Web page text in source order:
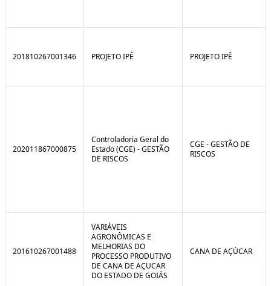
201810267001346 PROJETO IPÊ PROJETO IPÊ
202011867000875
Controladoria Geral do
Estado (CGE) - GESTÃO
DE RISCOS
CGE - GESTÃO DE
RISCOS
201610267001488
VARIÁVEIS
AGRONÔMICAS E
MELHORIAS DO
PROCESSO PRODUTIVO
DE CANA DE AÇUCAR
DO ESTADO DE GOIÁS
CANA DE AÇÚCAR